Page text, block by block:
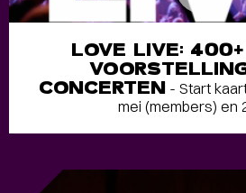
LOVE LIVE:
CONCERTEN - Start
mei (members) en